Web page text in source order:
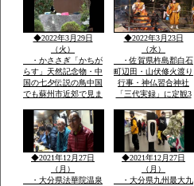
起源として市民のお祭
り
◆2022年3月29日
（火）
・かささぎ「かちが
らす」天然記念物・中
国の七夕伝説の鳥中国
でも蘇州市近郊で見ま
鳴くきます・・・黒い
カラス・九州の自宅庭
に遊びに来ています
◆2022年3月23日
（水）
・佐賀県杵島郡白石
町辺田・山伏修火渡り
行事・神仏習合神社
「三代実録」に定観3
坊一大霊場有・龍造寺
氏・鍋島氏の保護・祈
年祭かけ参リ
◆2021年12月27日
（月）
・大分県法華院温泉
◆2021年12月27日
（月）
・大分県九州最大九